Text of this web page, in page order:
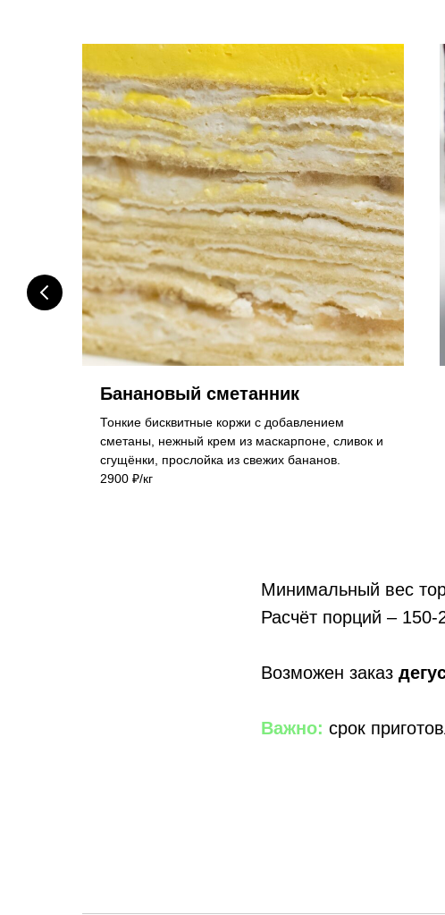
Банановый сметанник
Тонкие бисквитные коржи с добавлением
сметаны, нежный крем из маскарпоне, сливок и
сгущёнки, прослойка из свежих бананов.
2900 ₽/кг
Минимальный вес
Расчёт порций – 150-
Возможен заказ
Важно: срок